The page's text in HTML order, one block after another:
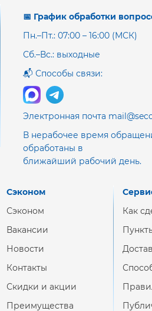
📅 График обработки
Пн.–Пт.: 07:00 – 16:00 (МСК)
Сб.–Вс.: выходные
📬 Способы связи:
Электронная почта
В нерабочее время
обработаны в
ближайший рабочий день.
Сэконом
Сэконом
Вакансии
Новости
Контакты
Скидки и акции
Преимущества
Как